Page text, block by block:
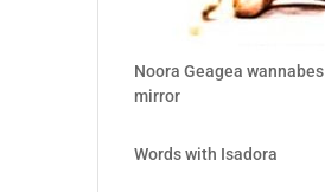
Noora Geagea wannabes
mirror
Words with Isadora